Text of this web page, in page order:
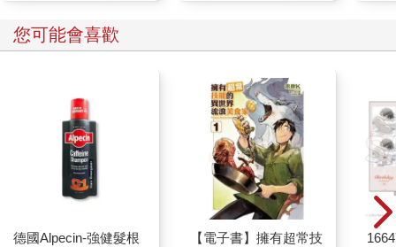
您可能會喜歡
德國Alpecin-強健髮根
【電子書】擁有超常技